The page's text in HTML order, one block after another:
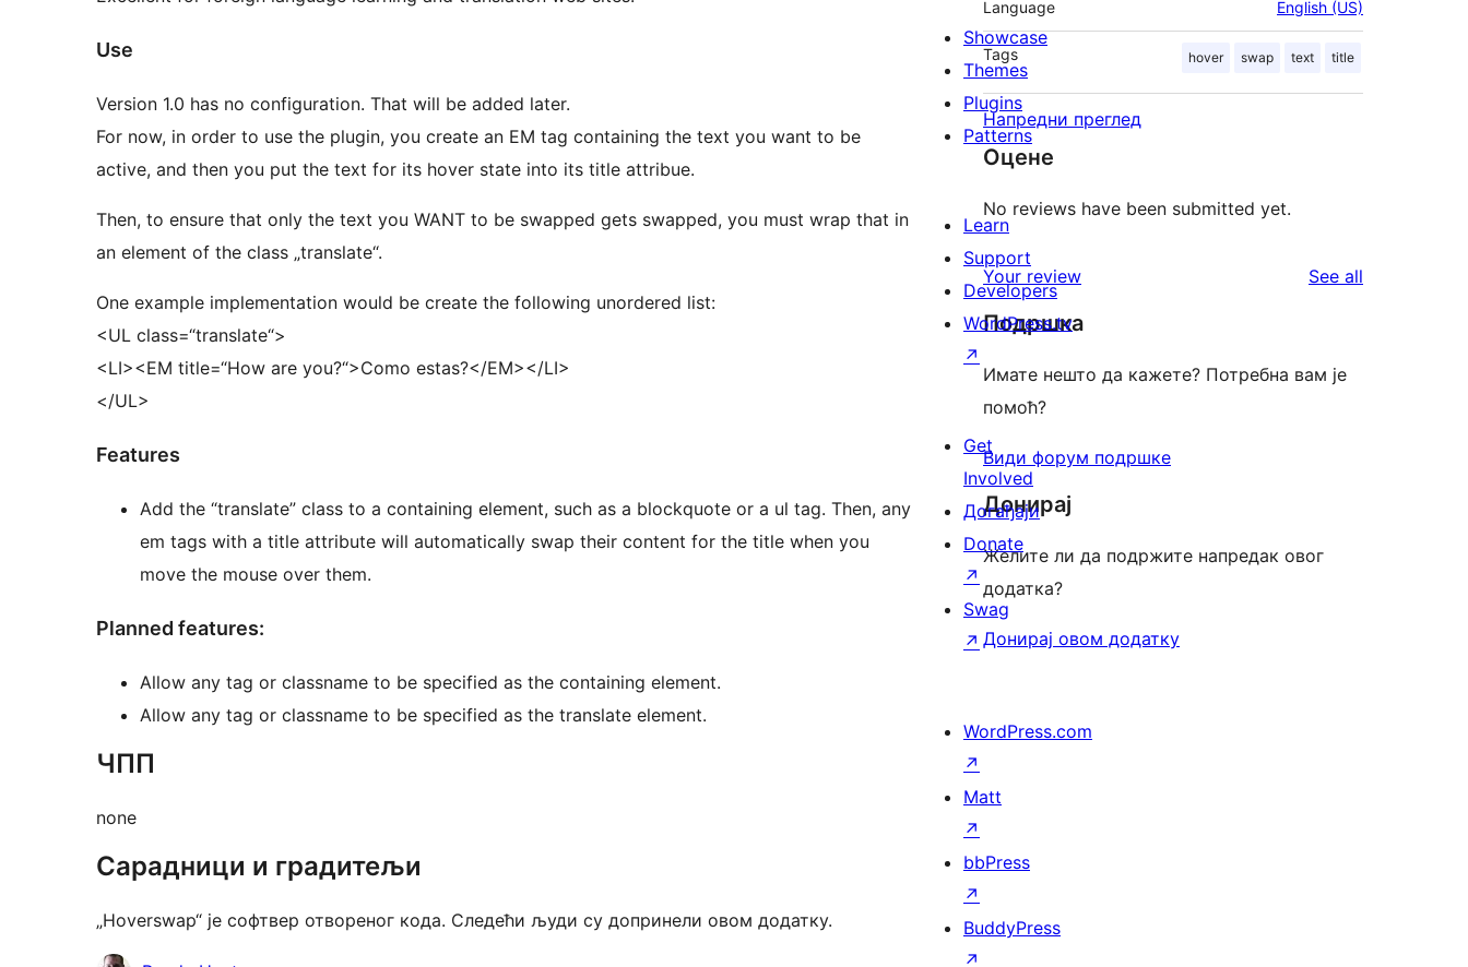
Use
Version 1.0 has no configuration. That will be added later.
For now, in order to use the plugin, you create an EM tag containing the text you want to be
active, and then you put the text for its hover state into its title attribue.
Then, to ensure that only the text you WANT to be swapped gets swapped, you must wrap that in
an element of the class „translate“.
One example implementation would be create the following unordered list:
<UL class=“translate“>
<LI><EM title=“How are you?“>Como estas?</EM></LI>
</UL>
Features
Add the “translate” class to a containing element, such as a blockquote or a ul tag. Then, any
em tags with a title attribute will automatically swap their content for the title when you
move the mouse over them.
Planned features:
Allow any tag or classname to be specified as the containing element.
Allow any tag or classname to be specified as the translate element.
ЧПП
none
Сарадници и градитељи
„Hoverswap“ је софтвер отвореног кода. Следећи људи су допринели овом додатку.
Language English (US)
Tags hover swap text title
Напредни преглед
Оцене
No reviews have been submitted yet.
Your review See all
Подршка
Имате нешто да кажете? Потребна вам је
помоћ?
Види форум подршке
Донирај
Желите ли да подржите напредак овог
додатка?
Донирај овом додатку
Showcase
Themes
Plugins
Patterns
Learn
Support
Developers
WordPress.tv
↗
Get
Involved
Догађаји
Donate
↗
Swag
↗
WordPress.com
↗
Matt
↗
bbPress
↗
BuddyPress
↗